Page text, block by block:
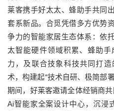
莱客携手好太太、蜂助手共同
套系新品。合觅凭借多方优势
争力的智能家居生态体系：依
太智能硬件领域积累、蜂助
力，及联合技象科技共同打
术，构建起“技术自研、极简部
期间，好莱客邀请全体经销商
Ai智能家全案设计中心，沉浸